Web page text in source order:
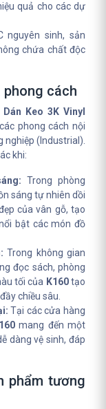
quả cho các dự
nguyên sinh, sản
chứa chất độc
phong cách
Keo 3K Vinyl
phong cách nội
(Industrial).
khi:
Trong phòng
sáng tự nhiên dồi
của vân gỗ, tạo
bật các món đồ
Trong không gian
đọc sách, phòng
tối của K160tạo
chiều sâu.
Tại các cửa hàng
mang đến một
dàng vệ sinh, đáp
phẩm tương